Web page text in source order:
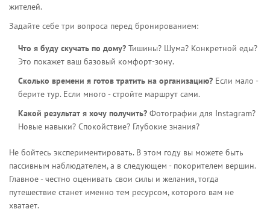
жителей.
Задайте себе три вопроса перед бронированием:
Что я буду скучать по дому? Тишины? Шума? Конкретной еды?
Это покажет ваш базовый комфорт-зону.
Сколько времени я готов тратить на организацию? Если мало -
берите тур. Если много - стройте маршрут сами.
Какой результат я хочу получить? Фотографии для Instagram?
Новые навыки? Спокойствие? Глубокие знания?
Не бойтесь экспериментировать. В этом году вы можете быть
пассивным наблюдателем, а в следующем - покорителем вершин.
Главное - честно оценивать свои силы и желания, тогда
путешествие станет именно тем ресурсом, которого вам не
хватает.